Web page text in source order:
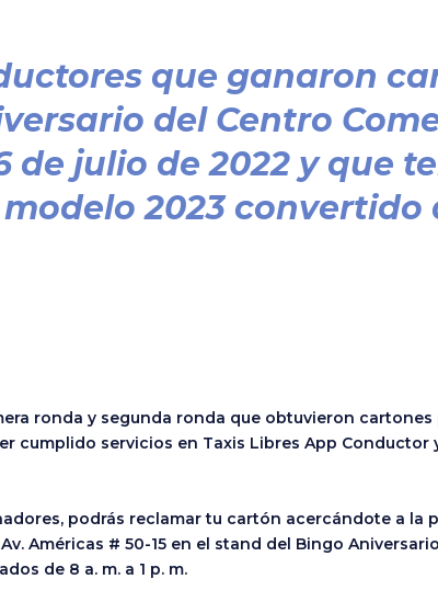
que ganaron
del Centro
de julio de 2022 y que
2023 convertido
ronda y segunda ronda que obtuvieron
cumplido servicios en Taxis Libres App Conductor
podrás reclamar tu cartón acercándote a la
Américas # 50-15 en el stand del Bingo
de 8 a. m. a 1 p. m.